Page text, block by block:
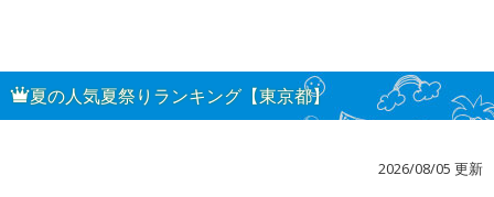
夏の人気夏祭りランキング【東京都】
2026/08/05 更新